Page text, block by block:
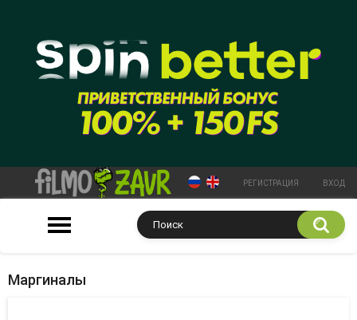
РЕГИСТРАЦИЯ ВХОД
Маргиналы